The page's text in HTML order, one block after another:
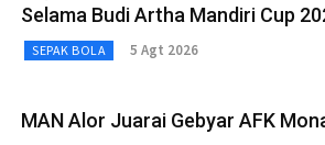
Selama Budi Artha Mandiri Cup
SEPAK BOLA 5 Agt 2026
MAN Alor Juarai Gebyar AFK